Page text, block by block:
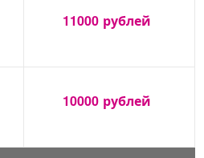
11000 рублей
10000 рублей